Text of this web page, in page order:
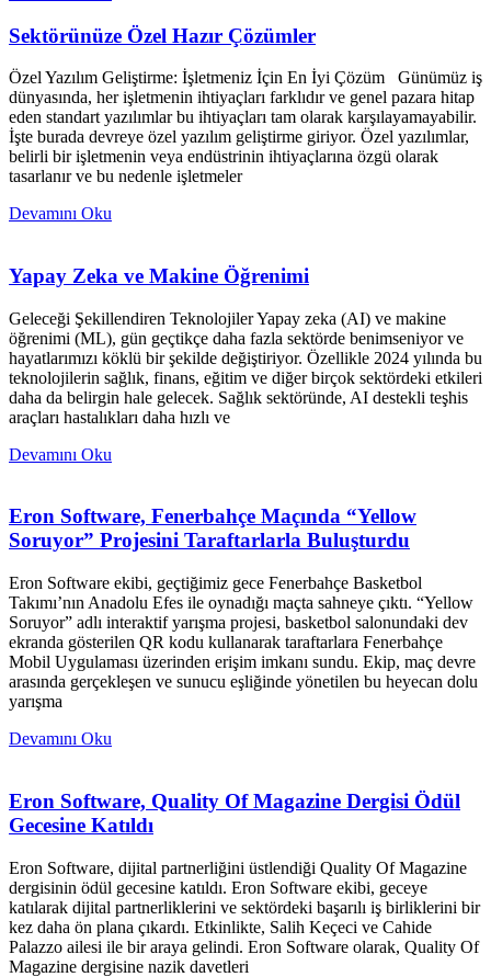
Sektörünüze Özel Hazır Çözümler
Özel Yazılım Geliştirme: İşletmeniz İçin En İyi Çözüm Günümüz iş
dünyasında, her işletmenin ihtiyaçları farklıdır ve genel pazara hitap
eden standart yazılımlar bu ihtiyaçları tam olarak karşılayamayabilir.
İşte burada devreye özel yazılım geliştirme giriyor. Özel yazılımlar,
belirli bir işletmenin veya endüstrinin ihtiyaçlarına özgü olarak
tasarlanır ve bu nedenle işletmeler
Devamını Oku
Yapay Zeka ve Makine Öğrenimi
Geleceği Şekillendiren Teknolojiler Yapay zeka (AI) ve makine
öğrenimi (ML), gün geçtikçe daha fazla sektörde benimseniyor ve
hayatlarımızı köklü bir şekilde değiştiriyor. Özellikle 2024 yılında bu
teknolojilerin sağlık, finans, eğitim ve diğer birçok sektördeki etkileri
daha da belirgin hale gelecek. Sağlık sektöründe, AI destekli teşhis
araçları hastalıkları daha hızlı ve
Devamını Oku
Eron Software, Fenerbahçe Maçında “Yellow
Soruyor” Projesini Taraftarlarla Buluşturdu
Eron Software ekibi, geçtiğimiz gece Fenerbahçe Basketbol
Takımı’nın Anadolu Efes ile oynadığı maçta sahneye çıktı. “Yellow
Soruyor” adlı interaktif yarışma projesi, basketbol salonundaki dev
ekranda gösterilen QR kodu kullanarak taraftarlara Fenerbahçe
Mobil Uygulaması üzerinden erişim imkanı sundu. Ekip, maç devre
arasında gerçekleşen ve sunucu eşliğinde yönetilen bu heyecan dolu
yarışma
Devamını Oku
Eron Software, Quality Of Magazine Dergisi Ödül
Gecesine Katıldı
Eron Software, dijital partnerliğini üstlendiği Quality Of Magazine
dergisinin ödül gecesine katıldı. Eron Software ekibi, geceye
katılarak dijital partnerliklerini ve sektördeki başarılı iş birliklerini bir
kez daha ön plana çıkardı. Etkinlikte, Salih Keçeci ve Cahide
Palazzo ailesi ile bir araya gelindi. Eron Software olarak, Quality Of
Magazine dergisine nazik davetleri